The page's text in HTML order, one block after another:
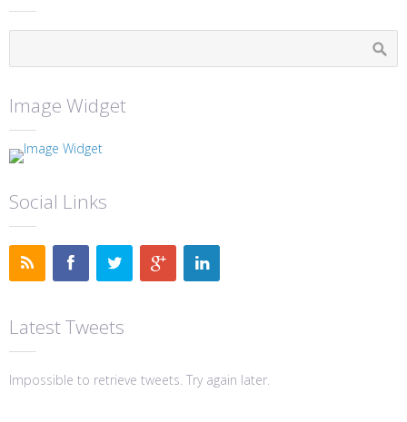
Image Widget
Social Links
Latest Tweets
Impossible to retrieve tweets. Try again later.